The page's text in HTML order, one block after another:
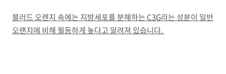
블러드 오렌지 속에는 지방세포를 분해하는 C3G라는 성분이 일반
오랜지에 비해 월등하게 높다고 알려져 있습니다.